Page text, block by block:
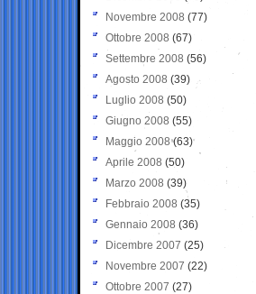
Novembre 2008 (77)
Ottobre 2008 (67)
Settembre 2008 (56)
Agosto 2008 (39)
Luglio 2008 (50)
Giugno 2008 (55)
Maggio 2008(63)
Aprile 2008 (50)
Marzo 2008 (39)
Febbraio 2008 (35)
Gennaio 2008 (36)
Dicembre 2007 (25)
Novembre 2007 (22)
Ottobre 2007 (27)